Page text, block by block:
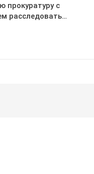
прокуратуру с
расследовать…